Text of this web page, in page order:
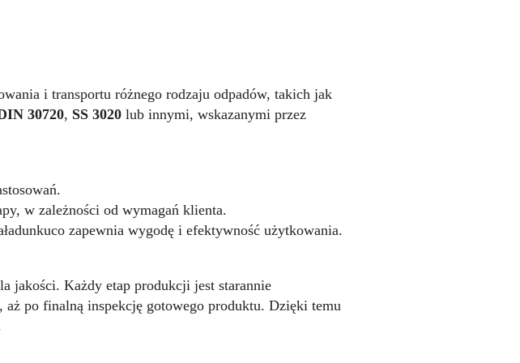
i transportu różnego rodzaju odpadów, takich jak
30720, SS 3020 lub innymi, wskazanymi przez
w zależności od wymagań klienta.
zapewnia wygodę i efektywność użytkowania.
jakości. Każdy etap produkcji jest starannie
aż po finalną inspekcję gotowego produktu. Dzięki temu